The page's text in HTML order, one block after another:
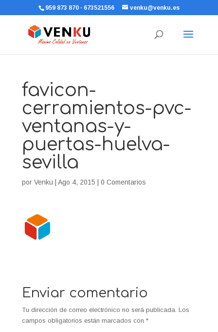
959 873 870 · 673521556 venku@venku.es
favicon-
cerramientos-pvc-
ventanas-y-
puertas-huelva-
sevilla
por Venku Ago 4, 2015 0 Comentarios
Enviar comentario
Tu dirección de correo electrónico no será publicada. Los
campos obligatorios están marcados con *